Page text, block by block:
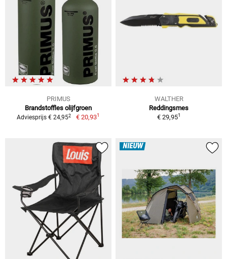
PRIMUS
Brandstoffles olijfgroen
Adviesprijs € 24,952 € 20,931
WALTHER
Reddingsmes
€ 29,951
NIEUW